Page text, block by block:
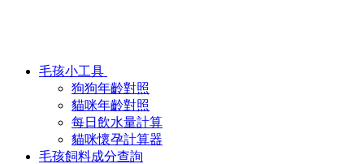
毛孩小工具
狗狗年齡對照
貓咪年齡對照
每日飲水量計算
貓咪懷孕計算器
毛孩飼料成分查詢